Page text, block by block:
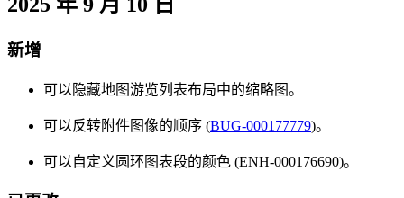
新增
可以隐藏地图游览列表布局中的缩略图。
可以反转附件图像的顺序 (BUG-000177779)。
可以自定义圆环图表段的颜色 (ENH-000176690)。